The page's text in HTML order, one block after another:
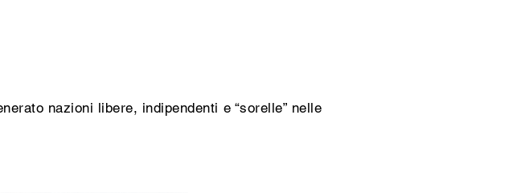
nazioni libere, indipendenti e “sorelle” nelle